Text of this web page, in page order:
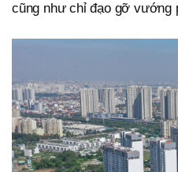
cũng như chỉ đạo gỡ vướng